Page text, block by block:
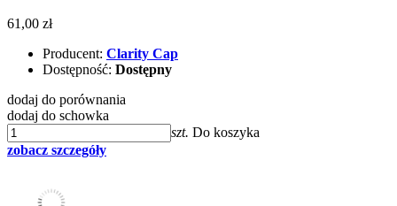
61,00 zł
Producent: Clarity Cap
Dostępność: Dostępny
dodaj do porównania
dodaj do schowka
szt. Do koszyka
zobacz szczegóły